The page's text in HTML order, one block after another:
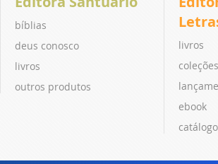
bíblias
deus conosco
livros
outros produtos
livros
coleções
ebook
catálogo